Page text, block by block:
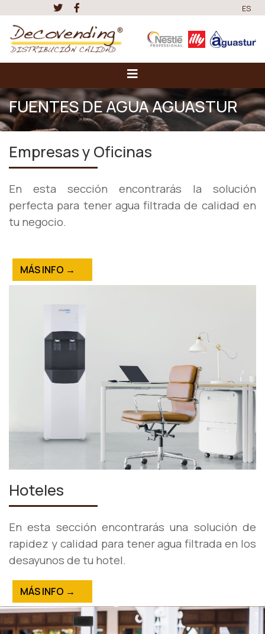
ES
FUENTES DE AGUA AGUASTUR
Empresas y Oficinas
En esta sección encontrarás la solución
perfecta para tener agua filtradade calidad en
tu negocio.
MÁS INFO →
Hoteles
En esta sección encontrarás una solución de
rapidez y calidad para tener agua filtrada en los
desayunos de tu hotel.
MÁS INFO →